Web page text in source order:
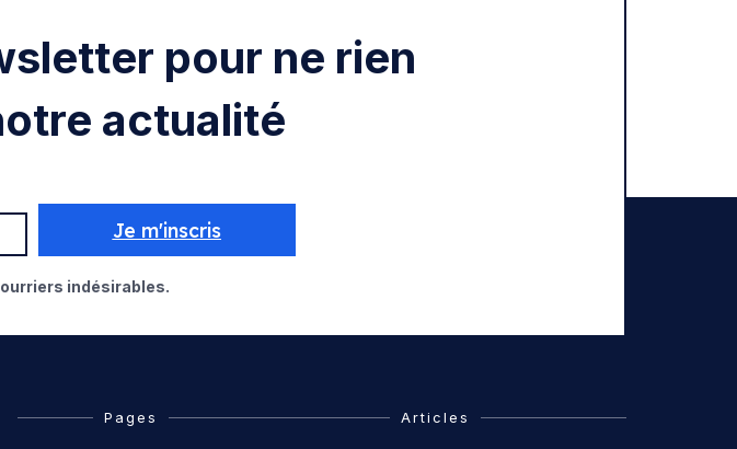
pour ne rien
actualité
Je m'inscris
indésirables.
Pages Articles